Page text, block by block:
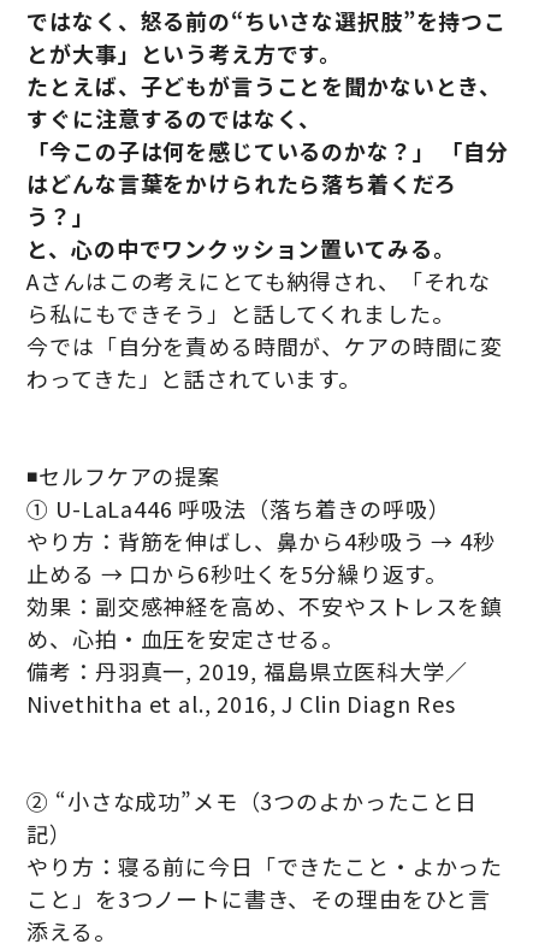
ではなく、怒る前の“ちいさな選択肢”を持つこ
とが大事」という考え方です。
たとえば、子どもが言うことを聞かないとき、
すぐに注意するのではなく、
「今この子は何を感じているのかな？」 「自分
はどんな言葉をかけられたら落ち着くだろ
う？」
と、心の中でワンクッション置いてみる。
Aさんはこの考えにとても納得され、「それな
ら私にもできそう」と話してくれました。
今では「自分を責める時間が、ケアの時間に変
わってきた」と話されています。
◾️セルフケアの提案
① U-LaLa446 呼吸法（落ち着きの呼吸）
やり方：背筋を伸ばし、鼻から4秒吸う → 4秒
止める → 口から6秒吐くを5分繰り返す。
効果：副交感神経を高め、不安やストレスを鎮
め、心拍・血圧を安定させる。
備考：丹羽真一, 2019, 福島県立医科大学／
Nivethitha et al., 2016, J Clin Diagn Res
② “小さな成功”メモ（3つのよかったこと日
記）
やり方：寝る前に今日「できたこと・よかった
こと」を3つノートに書き、その理由をひと言
添える。